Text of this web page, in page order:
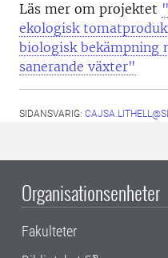
Läs mer om projektet
ekologisk
biologisk bekämpning
sanerande växter"
SIDANSVARIG:
Organisationsenheter
Fakulteter